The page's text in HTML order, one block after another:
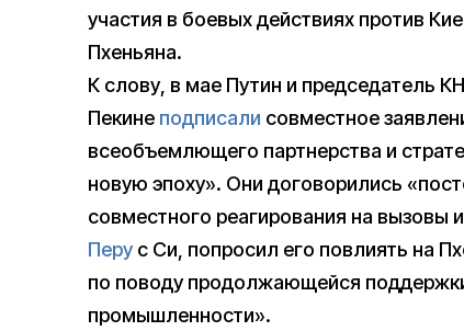
участия в боевых действиях против
Пхеньяна.
К слову, в мае Путин и председатель
Пекине подписали совместное
всеобъемлющего партнерства и
новую эпоху». Они договорились
совместного реагирования на вызовы
Перу с Си, попросил его повлиять на
по поводу продолжающейся
промышленности».